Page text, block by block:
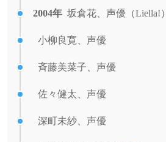
2004年 坂倉花、声優（Liella!）
小柳良寛、声優
斉藤美菜子、声優
佐々健太、声優
深町未紗、声優